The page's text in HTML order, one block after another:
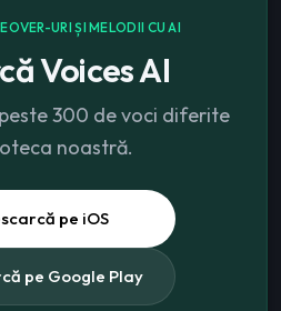
URI ȘI MELODII CU AI
Voices AI
300 de voci diferite
noastră.
pe iOS
pe Google Play